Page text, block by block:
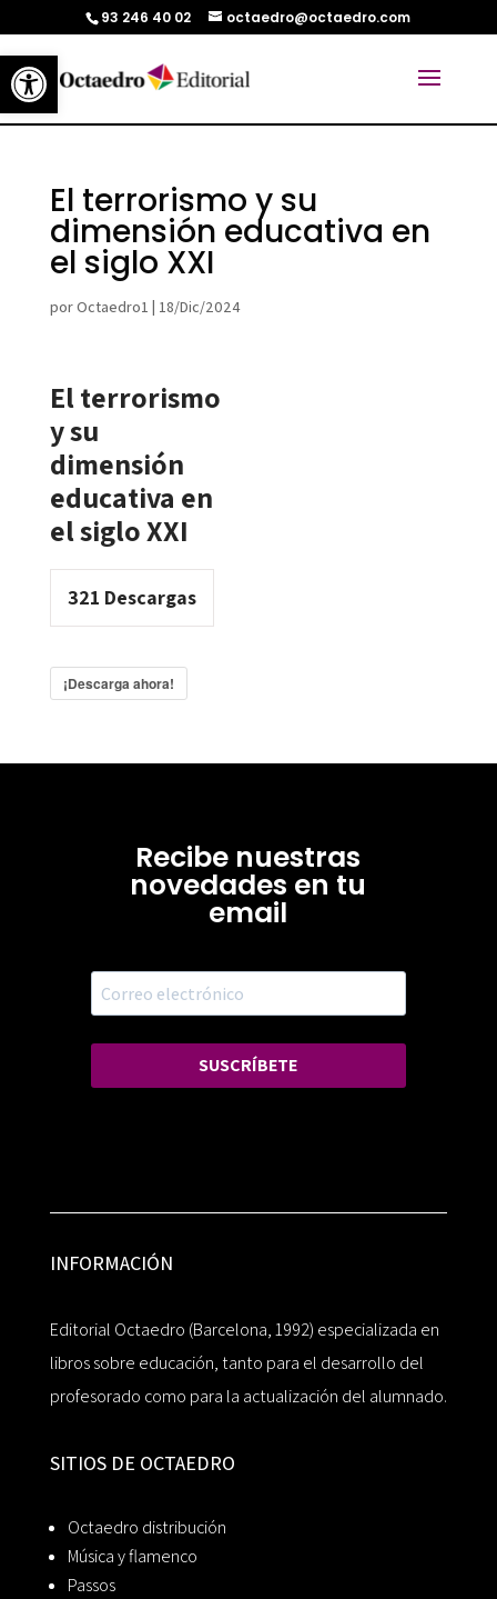
Abrir barra de herramientas
93 246 40 02 octaedro@octaedro.com
El terrorismo y su
dimensión educativa en
el siglo XXI
porOctaedro1 | 18/Dic/2024
El terrorismo
y su
dimensión
educativa en
el siglo XXI
321 Descargas
¡Descarga ahora!
Recibe nuestras
novedades en tu
email
SUSCRÍBETE
INFORMACIÓN
Editorial Octaedro (Barcelona, 1992) especializada en
libros sobre educación, tanto para el desarrollo del
profesorado como para la actualización del alumnado.
SITIOS DE OCTAEDRO
Octaedro distribución
Música y flamenco
Passos